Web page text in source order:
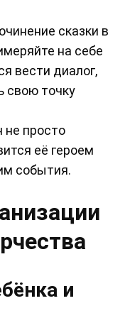
сказки в
на себе
вести диалог,
свою точку
не просто
её героем
события.
и